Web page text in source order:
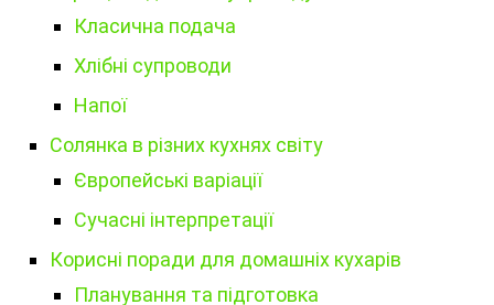
Класична подача
Хлібні супроводи
Напої
Солянка в різних кухнях світу
Європейські варіації
Сучасні інтерпретації
Корисні поради для домашніх кухарів
Планування та підготовка